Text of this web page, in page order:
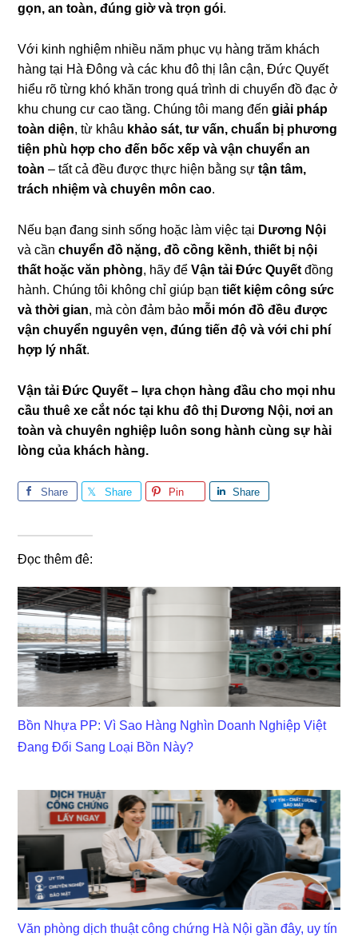
gọn, an toàn, đúng giờ và trọn gói.
Với kinh nghiệm nhiều năm phục vụ hàng trăm khách
hàng tại Hà Đông và các khu đô thị lân cận, Đức Quyết
hiểu rõ từng khó khăn trong quá trình di chuyển đồ đạc ở
khu chung cư cao tầng. Chúng tôi mang đếngiải pháp
toàn diện, từ khâu khảo sát, tư vấn, chuẩn bị phương
tiện phù hợp cho đến bốc xếp và vận chuyển an
toàn – tất cả đều được thực hiện bằng sựtận tâm,
trách nhiệm và chuyên môn cao.
Nếu bạn đang sinh sống hoặc làm việc tại Dương Nội
và cầnchuyển đồ nặng, đồ cồng kềnh, thiết bị nội
thất hoặc văn phòng, hãy đểVận tải Đức Quyết đồng
hành. Chúng tôi không chỉ giúp bạntiết kiệm công sức
và thời gian, mà còn đảm bảo mỗi món đồ đều được
vận chuyển nguyên vẹn, đúng tiến độ và với chi phí
hợp lý nhất.
Vận tải Đức Quyết – lựa chọn hàng đầu cho mọi nhu
cầu thuê xe cắt nóc tại khu đô thị Dương Nội, nơi an
toàn và chuyên nghiệp luôn song hành cùng sự hài
lòng của khách hàng.
Share Share Pin Share
Đọc thêm đê:
Bồn Nhựa PP: Vì Sao Hàng Nghìn Doanh Nghiệp Việt
Đang Đổi Sang Loại Bồn Này?
Văn phòng dịch thuật công chứng Hà Nội gần đây, uy tín